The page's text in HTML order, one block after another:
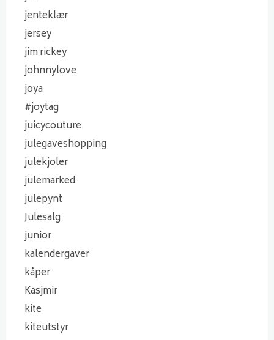
jenteklær
jersey
jim rickey
johnnylove
joya
#joytag
juicycouture
julegaveshopping
julekjoler
julemarked
julepynt
Julesalg
junior
kalendergaver
kåper
Kasjmir
kite
kiteutstyr